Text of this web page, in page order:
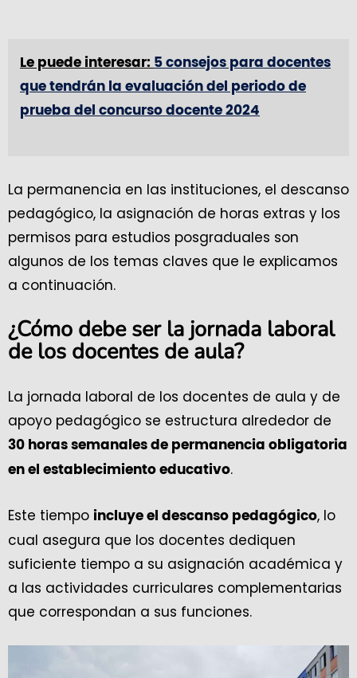
Le puede interesar: 5 consejos para docentes
que tendrán la evaluación del periodo de
prueba del concurso docente 2024
La permanencia en las instituciones, el descanso
pedagógico, la asignación de horas extras y los
permisos para estudios posgraduales son
algunos de los temas claves que le explicamos
a continuación.
¿Cómo debe ser la jornada laboral
de los docentes de aula?
La jornada laboral de los docentes de aula y de
apoyo pedagógico se estructura alrededor de
30 horas semanales de permanencia obligatoria
en el establecimiento educativo.
Este tiempo incluye el descanso pedagógico, lo
cual asegura que los docentes dediquen
suficiente tiempo a su asignación académica y
a las actividades curriculares complementarias
que correspondan a sus funciones.